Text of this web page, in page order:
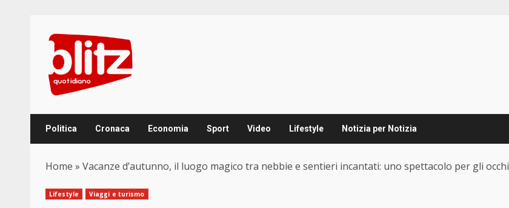
content
Politica Cronaca Economia Sport Video Lifestyle Notizia per Notizia
Home » Vacanze d’autunno, il luogo magico tra nebbie e sentieri incantati: uno spettacolo per gli occhi
Lifestyle Viaggi e turismo